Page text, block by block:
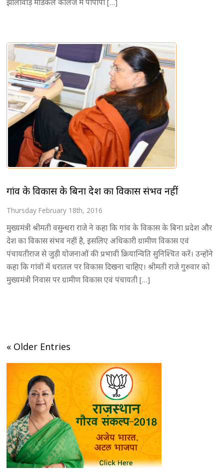
गांव के विकास के बिना देश का विकास संभव नहीं
Thursday February 18th, 2016
मुख्यमंत्री श्रीमती वसुन्धरा राजे ने कहा कि गांव के विकास के बिना प्रदेश और
देश का विकास संभव नहीं है, इसलिए अधिकारी ग्रामीण विकास एवं
पंचायतीराज से जुड़ी योजनाओं की प्रभावी क्रियान्विति सुनिश्चित करें। उन्होंने
कहा कि गांवों में धरातल पर विकास दिखना चाहिए। श्रीमती राजे गुरुवार को
मुख्यमंत्री निवास पर ग्रामीण विकास एवं पंचायती […]
« Older Entries